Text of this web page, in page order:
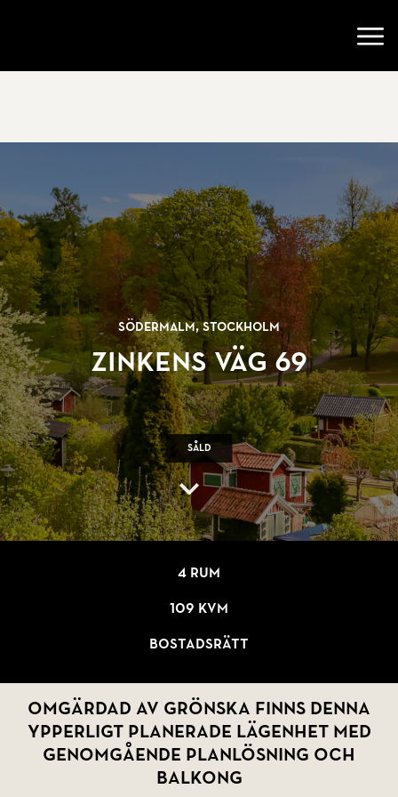
Södermalm, Stockholm
Zinkens väg 69
Såld
4 rum
109 kvm
Bostadsrätt
Omgärdad av grönska finns denna
ypperligt planerade lägenhet med
genomgående planlösning och
balkong